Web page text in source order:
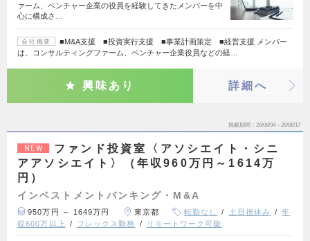
ァーム、ベンチャー企業の役員を経験してきたメンバーを中
心に構成さ…
会社概要
■M&A支援 ■投資実行支援 ■事業計画策定 ■経営支援 メンバー
は、コンサルティングファーム、ベンチャー企業役員などの経…
興味あり 詳細へ
掲載期間 26/08/04～26/08/17
NEW
ファンド投資室〈アソシエイト・シニ
アアソシエイト〉（年収960万円～1614万
円）
インベストメントバンキング・M&A
950万円 ～ 1649万円 東京都 転勤なし 土日祝休み
年
収600万以上
フレックス勤務 リモートワーク可能